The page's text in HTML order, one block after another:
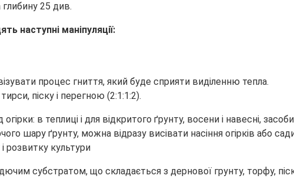
25 див.
наступні маніпуляції:
процес гниття, який буде сприяти виділенню тепла.
піску і перегною (2:1:1:2).
шару ґрунту, можна відразу висівати насіння огірків або
розвитку культури
субстратом, що складається з дернової грунту, торфу,